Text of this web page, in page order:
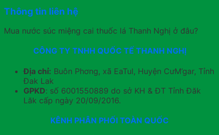
Thông tin liên hệ
Mua nước súc miệng cai thuốc lá Thanh Nghị ở đâu?
CÔNG TY TNHH QUỐC TẾ THANH NGHỊ
Địa chỉ: Buôn Phơng, xã EaTul, Huyện CưM’gar, Tỉnh
Đak Lak
GPKD: số 6001550889 do sở KH & ĐT Tỉnh Đăk
Lăk cấp ngày 20/09/2016.
KÊNH PHÂN PHỐI TOÀN QUỐC